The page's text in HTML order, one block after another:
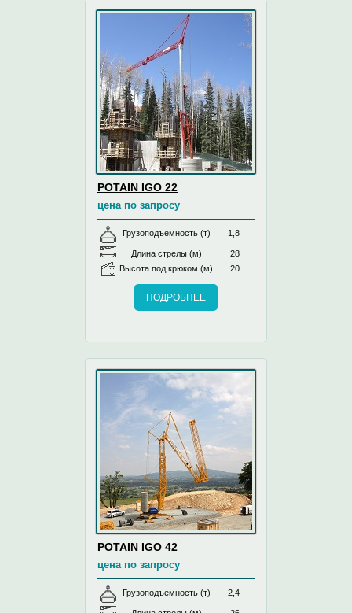
POTAIN IGO 22
цена по запросу
Грузоподъемность (т) 1,8
Длина стрелы (м)
28
Высота под крюком (м)
20
ПОДРОБНЕЕ
POTAIN IGO 42
цена по запросу
Грузоподъемность (т) 2,4